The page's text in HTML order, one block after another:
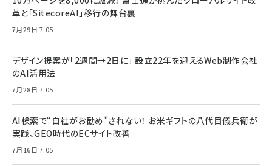
革と「SitecoreAI」移行の舞台裏
7月29日 7:05
デザイン提案が「2週間→2日に」 設立22年を迎えるWeb制作会社
のAI活用法
7月28日 7:05
AI検索で“自社がお勧め”されない！ お米ギフトの八代目儀兵衛が
実践、GEO時代のECサイト改善
7月16日 7:05